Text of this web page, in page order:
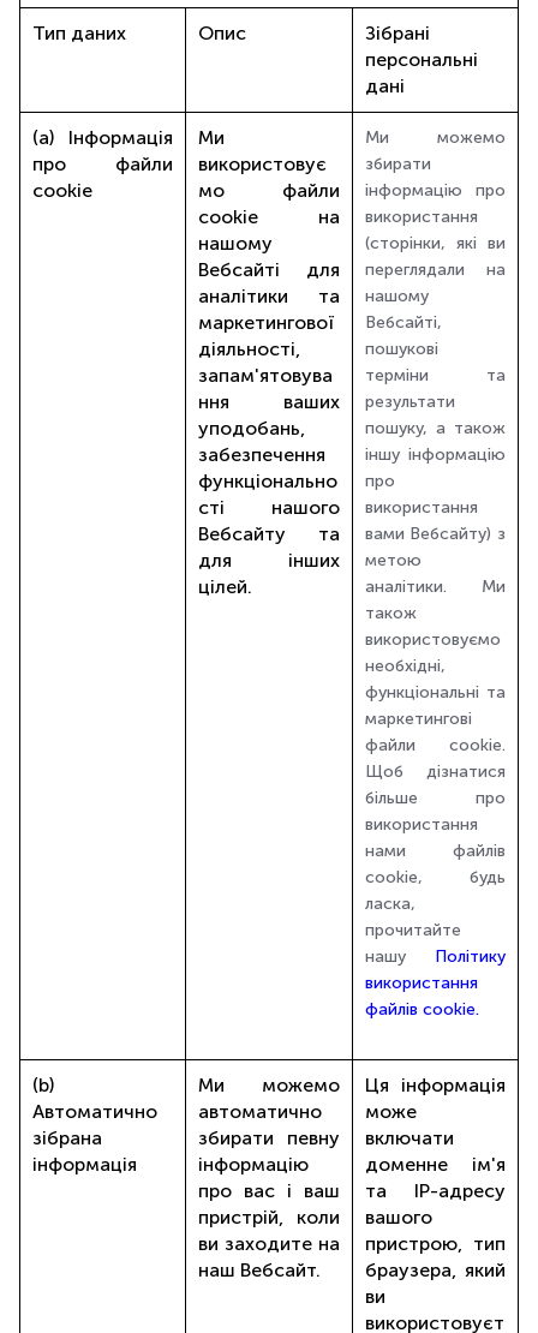
Тип даних Опис
Зібрані
персональні
дані
(a) Інформація
про файли
cookie
Ми
використовує
мо файли
cookie на
нашому
Вебсайті для
аналітики та
маркетингової
діяльності,
запам'ятовува
ння ваших
уподобань,
забезпечення
функціонально
сті нашого
Вебсайту та
для інших
цілей.
Ми можемо
збирати
інформацію про
використання
(сторінки, які ви
переглядали на
нашому
Вебсайті,
пошукові
терміни та
результати
пошуку, а також
іншу інформацію
про
використання
вами Вебсайту) з
метою
аналітики. Ми
також
використовуємо
необхідні,
функціональні та
маркетингові
файли cookie.
Щоб дізнатися
більше про
використання
нами файлів
cookie, будь
ласка,
прочитайте
нашу Політику
використання
файлів cookie.
(b)
Автоматично
зібрана
інформація
Ми можемо
автоматично
збирати певну
інформацію
про вас і ваш
пристрій, коли
ви заходите на
наш Вебсайт.
Ця інформація
може
включати
доменне ім'я
та IP-адресу
вашого
пристрою, тип
браузера, який
ви
використовуєт